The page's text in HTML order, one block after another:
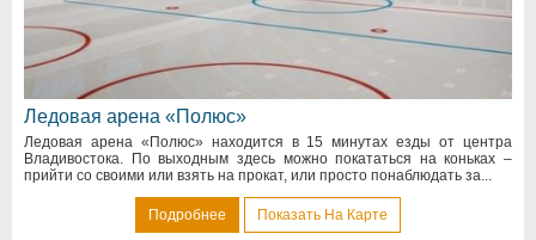
Ледовая арена «Полюс»
Ледовая арена «Полюс» находится в 15 минутах езды от центра
Владивостока. По выходным здесь можно покататься на коньках –
прийти со своими или взять на прокат, или просто понаблюдать за...
Подробнее Показать На Карте